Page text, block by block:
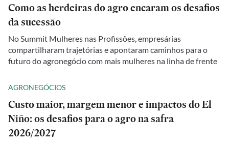
Como as herdeiras do agro encaram os desafios
da sucessão
No Summit Mulheres nas Profissões, empresárias
compartilharam trajetórias e apontaram caminhos para o
futuro do agronegócio com mais mulheres na linha de frente
AGRONEGÓCIOS
Custo maior, margem menor e impactos do El
Niño: os desafios para o agro na safra
2026/2027